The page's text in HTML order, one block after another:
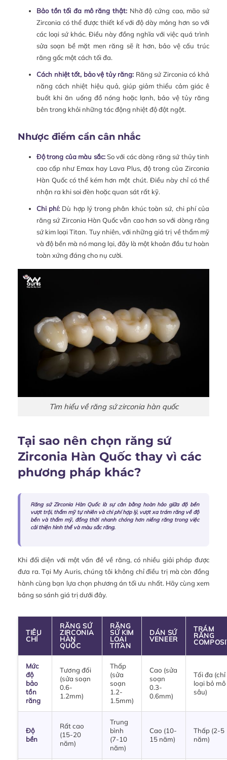
Bảo tồn tối đa mô răng thật:Nhờ độ cứng cao, mão sứ
Zirconia có thể được thiết kế với độ dày mỏng hơn so với
các loại sứ khác. Điều này đồng nghĩa với việc quá trình
sửa soạn bề mặt men răng sẽ ít hơn, bảo vệ cấu trúc
răng gốc một cách tối đa.
Cách nhiệt tốt, bảo vệ tủy răng: Răng sứ Zirconia có khả
năng cách nhiệt hiệu quả, giúp giảm thiểu cảm giác ê
buốt khi ăn uống đồ nóng hoặc lạnh, bảo vệ tủy răng
bên trong khỏi những tác động nhiệt độ đột ngột.
Nhược điểm cần cân nhắc
Độ trong của màu sắc:So với các dòng răng sứ thủy tinh
cao cấp như Emax hay Lava Plus, độ trong của Zirconia
Hàn Quốc có thể kém hơn một chút. Điều này chỉ có thể
nhận ra khi soi đèn hoặc quan sát rất kỹ.
Chi phí: Dù hợp lý trong phân khúc toàn sứ, chi phí của
răng sứ Zirconia Hàn Quốc vẫn cao hơn so với dòng răng
sứ kim loại Titan. Tuy nhiên, với những giá trị về thẩm mỹ
và độ bền mà nó mang lại, đây là một khoản đầu tư hoàn
toàn xứng đáng cho nụ cười.
Tìm hiểu về răng sứ zirconia hàn quốc
Tại sao nên chọn răng sứ
Zirconia Hàn Quốc thay vì các
phương pháp khác?
Răng sứ Zirconia Hàn Quốc là sự cân bằng hoàn hảo giữa độ bền
vượt trội, thẩm mỹ tự nhiên và chi phí hợp lý, vượt xa trám răng về độ
bền và thẩm mỹ, đồng thời nhanh chóng hơn niềng răng trong việc
cải thiện hình thể và màu sắc răng.
Khi đối diện với một vấn đề về răng, có nhiều giải pháp được
đưa ra. Tại My Auris, chúng tôi không chỉ điều trị mà còn đồng
hành cùng bạn lựa chọn phương án tối ưu nhất. Hãy cùng xem
bảng so sánh giá trị dưới đây.
TIÊU
CHÍ
RĂNG SỨ
ZIRCONIA
HÀN
QUỐC
RĂNG
SỨ KIM
LOẠI
TITAN
DÁN SỨ
VENEER
TRÁM
RĂNG
Mức
độ
bảo
tồn
răng
Tương đối
(sửa soạn
0.6-
1.2mm)
Thấp
(sửa
soạn
1.2-
1.5mm)
Cao (sửa
soạn
0.3-
0.6mm)
Tối đa (chỉ
loại bỏ mô
sâu)
Độ
bền
Rất cao
(15-20
năm)
Trung
bình
(7-10
năm)
Cao (10-
15 năm)
Thấp (2-5
năm)